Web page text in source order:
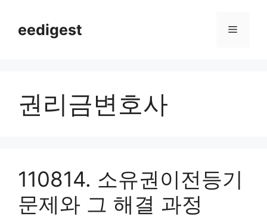
eedigest 메
권리금변호사
110814. 소유권이전등기
문제와 그 해결 과정